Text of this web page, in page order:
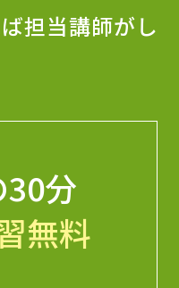
担当講師がし
分
無料